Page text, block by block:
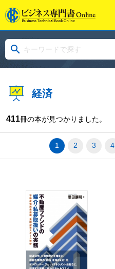
経済
411冊の本が見つかりました。
1 2 3 4